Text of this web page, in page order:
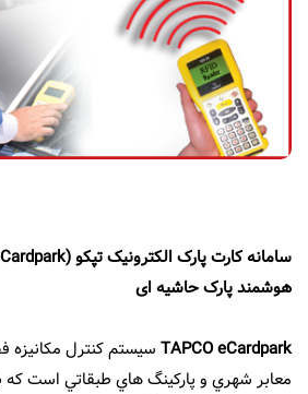
نمایندگی ها
EN
هوشمند پارک حاشیه ای
TAPCO eCardpark سيستم کنترل مکانیزه
معابر شهري و پارکينگ هاي طبقاتي است که